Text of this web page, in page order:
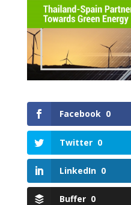
Facebook 0
Twitter 0
LinkedIn 0
Buffer 0